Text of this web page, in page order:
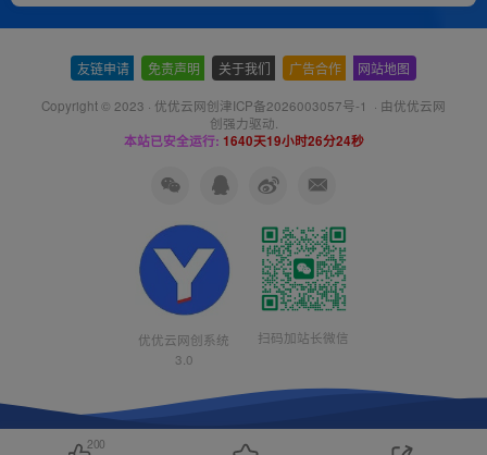
友链申请 免责声明 关于我们 广告合作 网站地图
Copyright © 2023 · 优优云网创津ICP备2026003057号-1 · 由优优云网
创强力驱动.
本站已安全运行: 1640天19小时26分24秒
优优云网创系统
3.0
扫码加站长微信
200